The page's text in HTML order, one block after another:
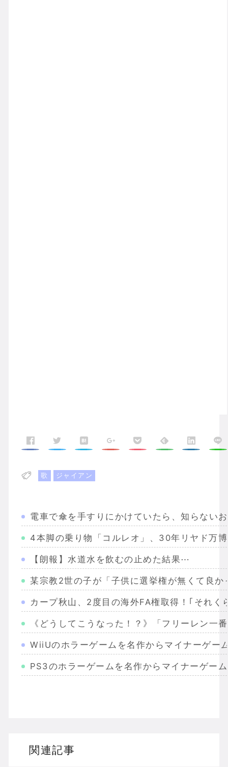
歌 ジャイアン
電車で傘を手すりにかけていたら、知らない
4本脚の乗り物「コルレオ」、30年リヤド万
【朗報】水道水を飲むの止めた結果⋯
某宗教2世の子が「子供に選挙権が無くて良
カープ秋山、2度目の海外FA権取得！｢それく
《どうしてこうなった！？》「フリーレン
WiiUのホラーゲームを名作からマイナーゲー
PS3のホラーゲームを名作からマイナーゲー
ドラゴンクエスト３の思い出
関連記事